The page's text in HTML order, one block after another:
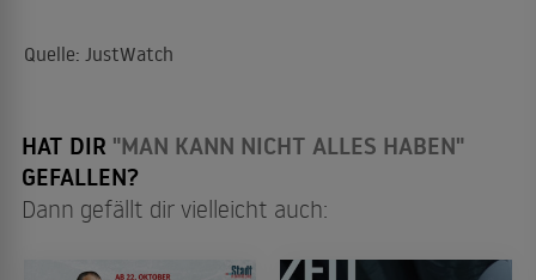
Quelle: JustWatch
HAT DIR "MAN KANN NICHT ALLES HABEN"
GEFALLEN?
Dann gefällt dir vielleicht auch: